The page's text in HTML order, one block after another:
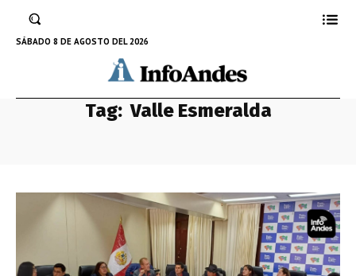
SÁBADO 8 DE AGOSTO DEL 2026
Tag: Valle Esmeralda